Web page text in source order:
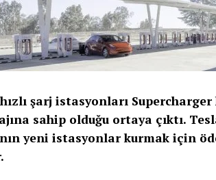
şarj istasyonları
sahip olduğu ortaya çıktı.
yeni istasyonlar kurmak için